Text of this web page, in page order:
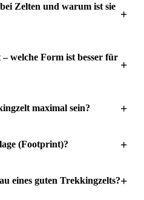
Zelten und warum ist sie
+
welche Form ist besser für
+
maximal sein? +
(Footprint)? +
eines guten Trekkingzelts?+